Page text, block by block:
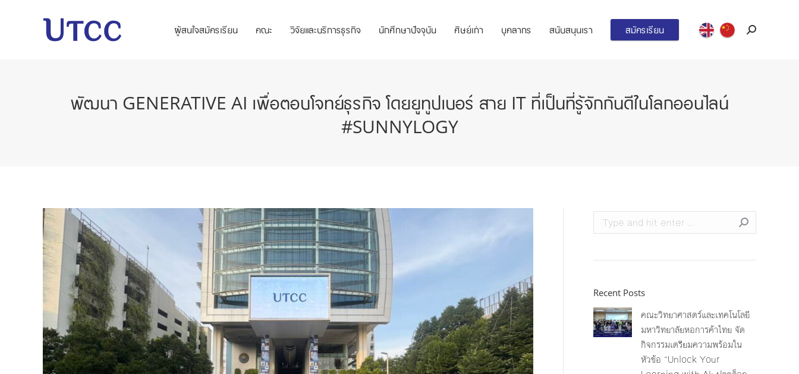
ผู้สนใจสมัครเรียน คณะ วิจัยและบริการธุรกิจ นักศึกษาปัจจุบัน ศิษย์เก่า บุคลากร สนับสนุนเรา สมัครเรียน Search:
พัฒนา GENERATIVE AI เพื่อตอบโจทย์ธุรกิจ โดยยูทูปเบอร์ สาย IT ที่เป็นที่รู้จักกันดีในโลกออนไลน์
#SUNNYLOGY
Search:
Recent Posts
คณะวิทยาศาสตร์และเทคโนโลยี
มหาวิทยาลัยหอการค้าไทย จัด
กิจกรรมเตรียมความพร้อมใน
หัวข้อ “Unlock Your